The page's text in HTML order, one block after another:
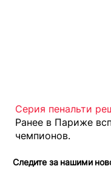
Серия пенальти
Ранее в Париже
чемпионов.
Следите за нашими